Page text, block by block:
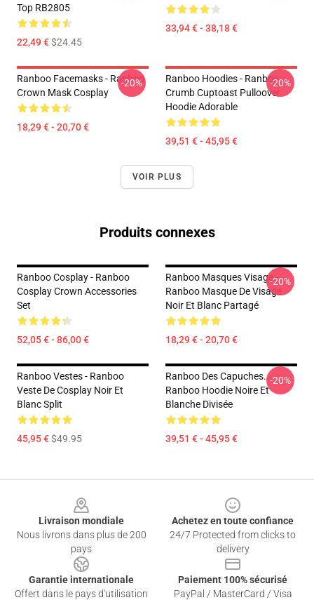
Top RB2805
22,49 €$24.45
33,94 € - 38,18 €
Ranboo Facemasks - Ranboo
Crown Mask Cosplay
18,29 € - 20,70 €
-20%
Ranboo Hoodies - Ranboo
Crumb Cuptoast Pulloover
Hoodie Adorable
39,51 € - 45,95 €
-20%
VOIR PLUS
Produits connexes
Ranboo Cosplay - Ranboo
Cosplay Crown Accessories
Set
52,05 € - 86,00 €
Ranboo Masques Visage -
Ranboo Masque De Visage
Noir Et Blanc Partagé
18,29 € - 20,70 €
-20%
Ranboo Vestes - Ranboo
Veste De Cosplay Noir Et
Blanc Split
45,95 €$49.95
Ranboo Des Capuches...
Ranboo Hoodie Noire Et
Blanche Divisée
39,51 € - 45,95 €
-20%
Livraison mondiale
Nous livrons dans plus de 200
pays
Achetez en toute confiance
24/7 Protected from clicks to
delivery
Garantie internationale
Offert dans le pays d'utilisation
Paiement 100% sécurisé
PayPal / MasterCard / Visa